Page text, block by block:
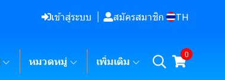
เข้าสู่ระบบ สมัครสมาชิก TH
หมวดหมู่ เพิ่มเติม
0